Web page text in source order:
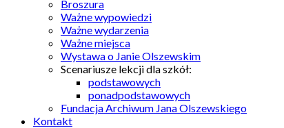
Broszura
Ważne wypowiedzi
Ważne wydarzenia
Ważne miejsca
Wystawa o Janie Olszewskim
Scenariusze lekcji dla szkół:
podstawowych
ponadpodstawowych
Fundacja Archiwum Jana Olszewskiego
Kontakt